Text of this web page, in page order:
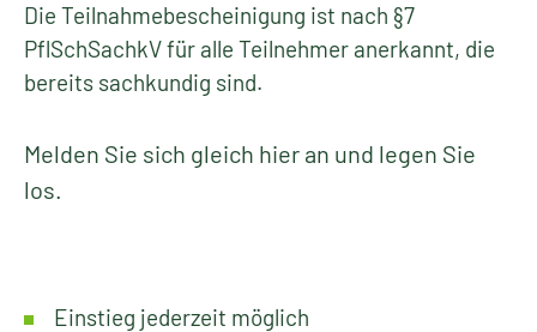
Die Teilnahmebescheinigung ist nach §7
PflSchSachkV für alle Teilnehmer anerkannt, die
bereits sachkundig sind.
Melden Sie sich gleich hier an und legen Sie
los.
Einstieg jederzeit möglich